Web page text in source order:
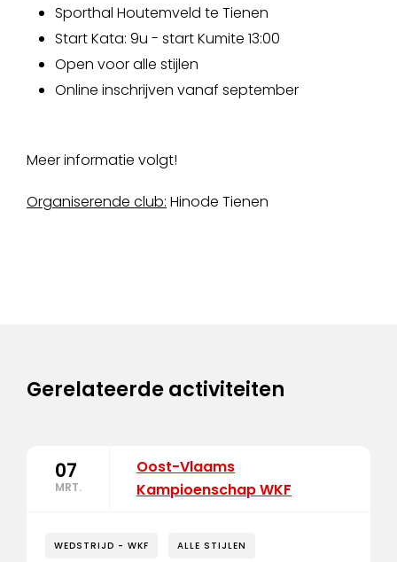
Sporthal Houtemveld te Tienen
Start Kata: 9u - start Kumite 13:00
Open voor alle stijlen
Online inschrijven vanaf september
Meer informatie volgt!
Organiserende club: Hinode Tienen
Gerelateerde activiteiten
07
MRT.
Oost-Vlaams
Kampioenschap WKF
WEDSTRIJD - WKF ALLE STIJLEN